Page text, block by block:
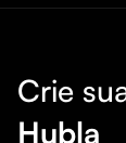
Crie
Hubla